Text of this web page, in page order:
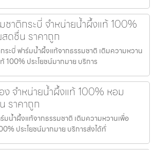
ชาติกระบี่ จำหน่ายน้ำผึ้งแท้ 100%
ดชื่น ราคาถูก
ระบี่ ฟาร์มน้ำผึ้งแท้จากธรรมชาติ เติมความหวาน
100% ประโยชน์มากมาย บริการ
ง จำหน่ายน้ำผึ้งแท้ 100% หอม
ราคาถูก
มน้ำผึ้งแท้จากธรรมชาติ เติมความหวานเพื่อ
ประโยชน์มากมาย บริการส่งได้ทั่